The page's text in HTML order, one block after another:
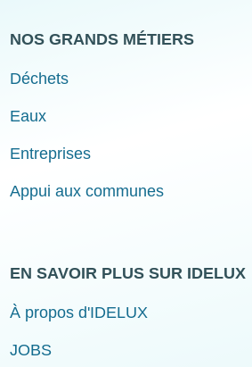
NOS GRANDS MÉTIERS
Déchets
Eaux
Entreprises
Appui aux communes
EN SAVOIR PLUS SUR IDELUX
À propos d'IDELUX
JOBS